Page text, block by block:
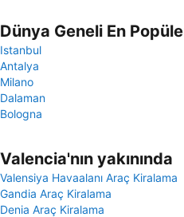
Dünya Geneli En
Istanbul
Antalya
Milano
Dalaman
Bologna
Valencia'nın yakınında
Valensiya Havaalanı Araç Kiralama
Gandia Araç Kiralama
Denia Araç Kiralama